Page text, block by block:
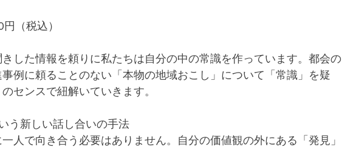
（税込）
きした情報を頼りに私たちは自分の中の常識を作っています。都会の
例に頼ることのない「本物の地域おこし」について「常識」を疑
センスで紐解いていきます。
う新しい話し合いの手法
人で向き合う必要はありません。自分の価値観の外にある「発見」